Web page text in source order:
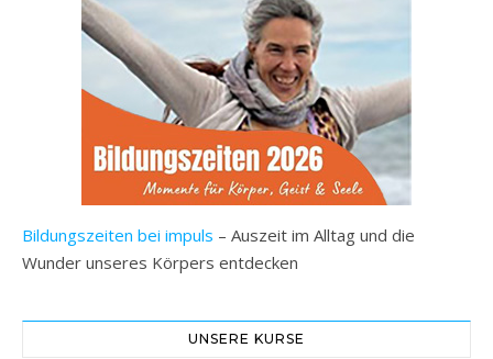
Bildungszeiten bei impuls – Auszeit im Alltag und die
Wunder unseres Körpers entdecken
UNSERE KURSE